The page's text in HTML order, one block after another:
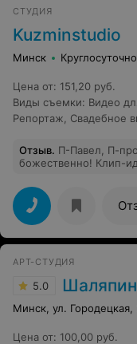
ОГРОМНОЕ!
СТУДИЯ
Kuzminstudio
Минск Круглосуточно
Цена от: 151,20 руб.
Виды съемки: Видео
Репортаж
Свадебное
Отзыв. П-Павел, П-
божественно! Клип-
превратились в
спасибо большое и
АРТ-СТУДИЯ
5.0 Шаляпин
Минск, ул. Городецкая,
Цена от: 100,00 руб.